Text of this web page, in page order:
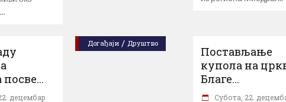
децембар
Догађаји/ Друштво
Постављање
купола на
Благе...
Субота, 22.